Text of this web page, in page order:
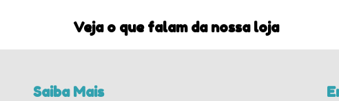
Veja o que falam da nossa loja
Saiba Mais